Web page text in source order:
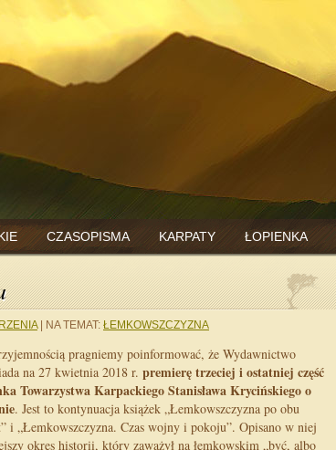
CZASOPISMA KARPATY ŁOPIENKA
NA TEMAT: ŁEMKOWSZCZYZNA
pragniemy poinformować, że Wydawnictwo
na 27 kwietnia 2018 r. premierę trzeciej i ostatniej część
Towarzystwa KarpackiegoStanisława Krycińskiegoo
. Jest to kontynuacja książek „Łemkowszczyzna po obu
i „Łemkowszczyzna. Czas wojny i pokoju”. Opisano w niej
okres historii, który zaważył na łemkowskim „być, albo